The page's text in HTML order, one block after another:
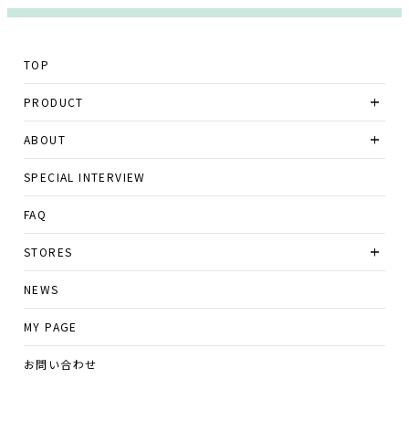
TOP
PRODUCT
ABOUT
SPECIAL INTERVIEW
FAQ
STORES
NEWS
MY PAGE
お問い合わせ